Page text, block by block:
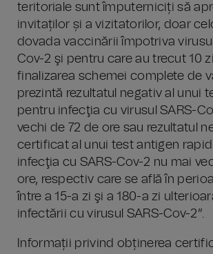
teritoriale sunt împuterniciți să
invitaților și a vizitatorilor, doar
dovada vaccinării împotriva
Cov-2 şi pentru care au trecut 10
finalizarea schemei complete de
prezintă rezultatul negativ al unui
pentru infecţia cu virusul SARS-
vechi de 72 de ore sau rezultatul
certificat al unui test antigen
infecţia cu SARS-Cov-2 nu mai
ore, respectiv care se află în
între a 15-a zi şi a 180-a zi
infectării cu virusul SARS-Cov-2”.
Informații privind obținerea